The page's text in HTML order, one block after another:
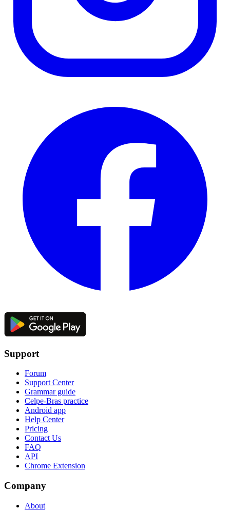
Support
Forum
Support Center
Grammar guide
Celpe-Bras practice
Android app
Help Center
Pricing
Contact Us
FAQ
API
Chrome Extension
Company
About